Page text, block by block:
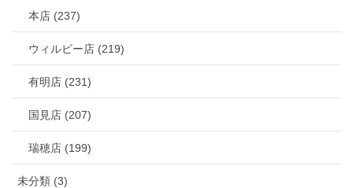
本店 (237)
ウィルビー店 (219)
有明店 (231)
国見店 (207)
瑞穂店 (199)
未分類 (3)